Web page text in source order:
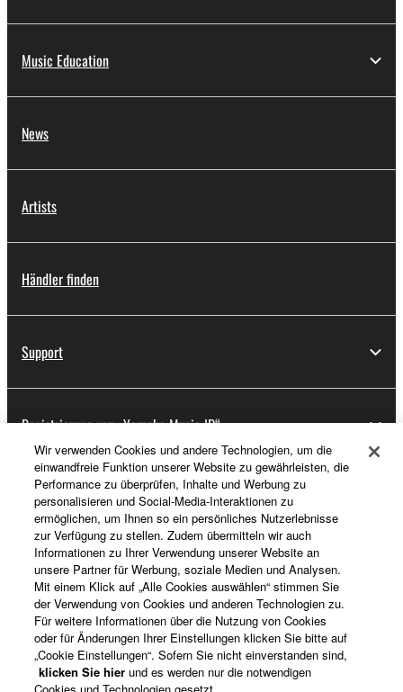
Music Education
News
Artists
Händler finden
Support
Registrierung von „Yamaha Music ID“
Über Yamaha
Schweiz Suisse Svizzera - German
Business
Wir verwenden Cookies und andere Technologien, um die
einwandfreie Funktion unserer Website zu gewährleisten, die
Performance zu überprüfen, Inhalte und Werbung zu
personalisieren und Social-Media-Interaktionen zu
ermöglichen, um Ihnen so ein persönliches Nutzerlebnisse
zur Verfügung zu stellen. Zudem übermitteln wir auch
Informationen zu Ihrer Verwendung unserer Website an
unsere Partner für Werbung, soziale Medien und Analysen.
Mit einem Klick auf „Alle Cookies auswählen“ stimmen Sie
der Verwendung von Cookies und anderen Technologien zu.
Für weitere Informationen über die Nutzung von Cookies
oder für Änderungen Ihrer Einstellungen klicken Sie bitte auf
„Cookie Einstellungen“. Sofern Sie nicht einverstanden sind,
klicken Sie hier und es werden nur die notwendigen